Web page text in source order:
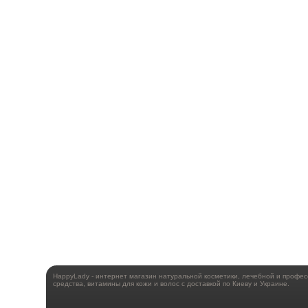
HappyLady - интернет магазин натуральной косметики, лечебной и
средства, витамины для кожи и волос с доставкой по Киеву и Украине.